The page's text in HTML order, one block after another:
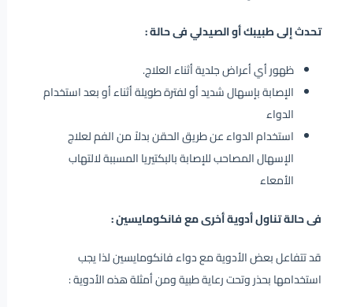
تحدث إلى طبيبك أو الصيدلي فى حالة :
ظهور أي أعراض جلدية أثناء العلاج.
الإصابة بإسهال شديد أو لفترة طويلة أثناء أو بعد استخدام
الدواء
استخدام الدواء عن طريق الحقن بدلاً من الفم لعلاج
الإسهال المصاحب للإصابة بالبكتيريا المسببة لالتهاب
الأمعاء
فى حالة تناول أدوية أخرى مع فانكومايسين :
قد تتفاعل بعض الأدوية مع دواء فانكومايسين لذا يجب
استخدامها بحذر وتحت رعاية طبية ومن أمثلة هذه الأدوية :